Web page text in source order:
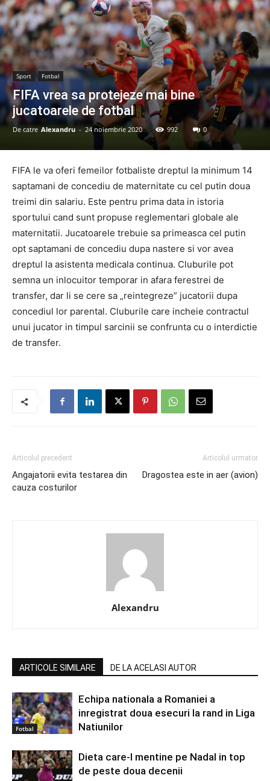
Sport Fotbal
FIFA vrea sa protejeze mai bine
jucatoarele de fotbal
De catre Alexandru - 24 noiembrie 2020 992 0
FIFA le va oferi femeilor fotbaliste dreptul la minimum 14
saptamani de concediu de maternitate cu cel putin doua
treimi din salariu. Este pentru prima data in istoria
sportului cand sunt propuse reglementari globale ale
maternitatii. Jucatoarele trebuie sa primeasca cel putin
opt saptamani de concediu dupa nastere si vor avea
dreptul la asistenta medicala continua. Cluburile pot
semna un inlocuitor temporar in afara ferestrei de
transfer, dar li se cere sa „reintegreze” jucatorii dupa
concediul lor parental. Cluburile care incheie contractul
unui jucator in timpul sarcinii se confrunta cu o interdictie
de transfer.
Articolul precedent
Angajatorii evita testarea din
cauza costurilor
Articolul urmator
Dragostea este in aer (avion)
Alexandru
ARTICOLE SIMILARE DE LA ACELASI AUTOR
Fotbal
Echipa nationala a Romaniei a
inregistrat doua esecuri la rand in Liga
Natiunilor
Dieta care-l mentine pe Nadal in top
de peste doua decenii